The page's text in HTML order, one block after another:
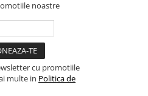
noastre
cu promotiile
multe in Politica de